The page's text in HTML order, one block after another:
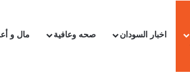
اخبار السودان صحه وعافية مال و